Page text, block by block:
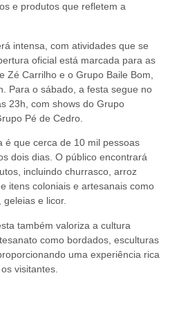
e produtos que refletem a
intensa, com atividades que se
oficial está marcada para as
Zé Carrilho e o Grupo Baile Bom,
Para o sábado, a festa segue no
23h, com shows do Grupo
Pé de Cedro.
é que cerca de 10 mil pessoas
dois dias. O público encontrará
incluindo churrasco, arroz
itens coloniais e artesanais como
e licor.
também valoriza a cultura
como bordados, esculturas
uma experiência rica
visitantes.